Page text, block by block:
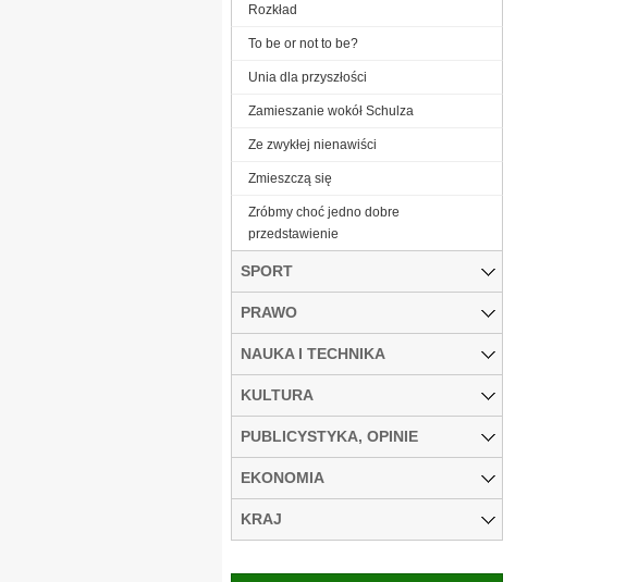
Rozkład
To be or not to be?
Unia dla przyszłości
Zamieszanie wokół Schulza
Ze zwykłej nienawiści
Zmieszczą się
Zróbmy choć jedno dobre
przedstawienie
SPORT
PRAWO
NAUKA I TECHNIKA
KULTURA
PUBLICYSTYKA, OPINIE
EKONOMIA
KRAJ